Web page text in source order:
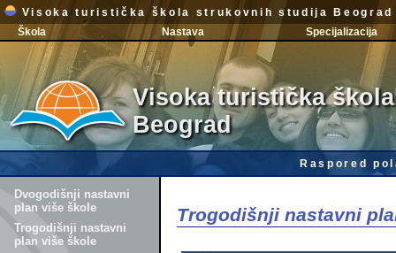
Visoka turistička škola strukovnih studija Beograd
Škola
Nastava Specijalizacija
Visoka turistička
Beograd
Raspored
Dvogodišnji nastavni
plan više škole
Trogodišnji nastavni
plan više škole
Trogodišnji nastavni